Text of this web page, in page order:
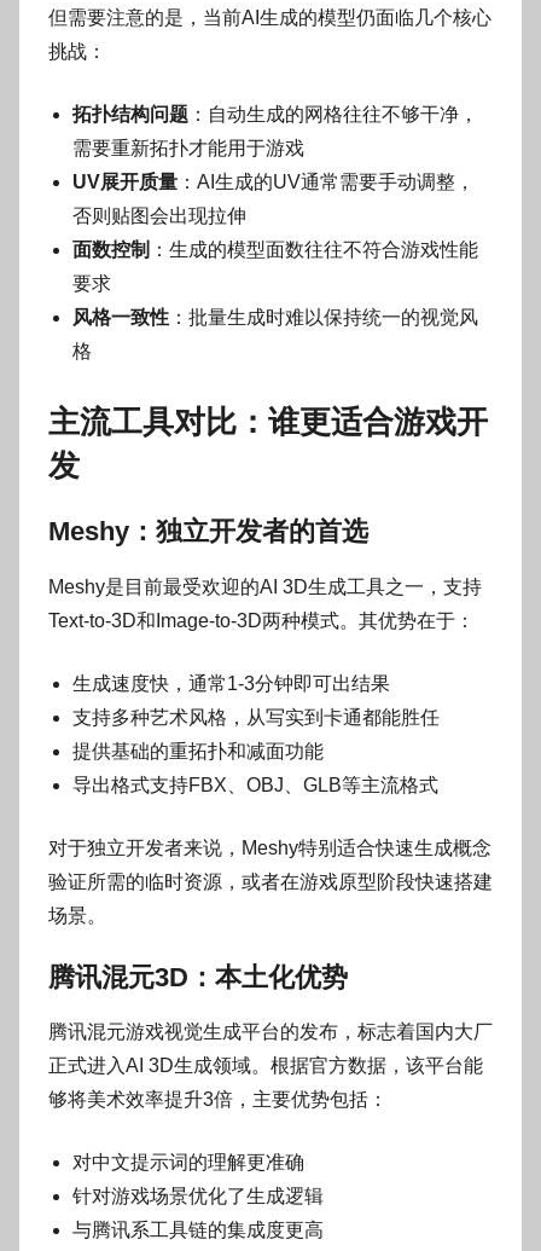
但需要注意的是，当前AI生成的模型仍面临几个核心
挑战：
拓扑结构问题 ：自动生成的网格往往不够干净，
需要重新拓扑才能用于游戏
UV展开质量 ：AI生成的UV通常需要手动调整，
否则贴图会出现拉伸
面数控制 ：生成的模型面数往往不符合游戏性能
要求
风格一致性 ：批量生成时难以保持统一的视觉风
格
主流工具对比：谁更适合游戏开
发
Meshy：独立开发者的首选
Meshy是目前最受欢迎的AI 3D生成工具之一，支持
Text-to-3D和Image-to-3D两种模式。其优势在于：
生成速度快，通常1-3分钟即可出结果
支持多种艺术风格，从写实到卡通都能胜任
提供基础的重拓扑和减面功能
导出格式支持FBX、OBJ、GLB等主流格式
对于独立开发者来说，Meshy特别适合快速生成概念
验证所需的临时资源，或者在游戏原型阶段快速搭建
场景。
腾讯混元3D：本土化优势
腾讯混元游戏视觉生成平台的发布，标志着国内大厂
正式进入AI 3D生成领域。根据官方数据，该平台能
够将美术效率提升3倍，主要优势包括：
对中文提示词的理解更准确
针对游戏场景优化了生成逻辑
与腾讯系工具链的集成度更高